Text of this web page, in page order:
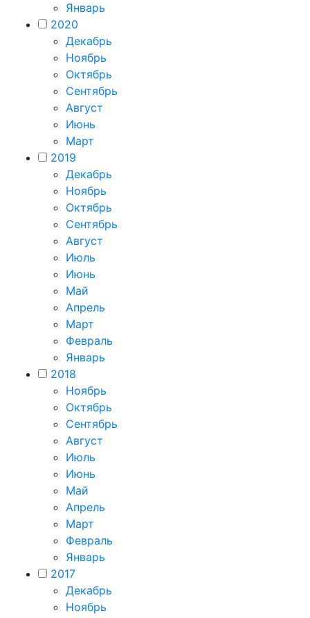
Январь
2020
Декабрь
Ноябрь
Октябрь
Сентябрь
Август
Июнь
Март
2019
Декабрь
Ноябрь
Октябрь
Сентябрь
Август
Июль
Июнь
Май
Апрель
Март
Февраль
Январь
2018
Ноябрь
Октябрь
Сентябрь
Август
Июль
Июнь
Май
Апрель
Март
Февраль
Январь
2017
Декабрь
Ноябрь